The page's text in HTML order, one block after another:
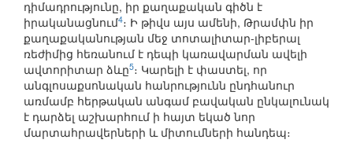
դիմադրությունը, իր քաղաքական գիծն է
իրականացնում4։ Ի թիվս այս ամենի, Թրամփն իր
քաղաքականության մեջ տոտալիտար-լիբերալ
ռեժիմից հեռանում է դեպի կառավարման ավելի
ավտորիտար ձևը5։ Կարելի է փաստել, որ
անգլոսաքսոնական հանրությունն ընդհանուր
առմամբ հերթական անգամ բավական ընկալունակ
է դարձել աշխարհում ի հայտ եկած նոր
մարտահրավերների և միտումների հանդեպ։